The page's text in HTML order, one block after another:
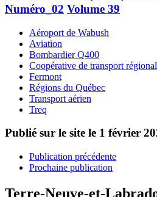
Numéro_02 Volume 39
Aéroport de Wabush
Aviation
Bombardier Q400
Coopérative de transport
Fermont
Régions du Québec
Transport aérien
Treq
Publié sur le site le 1 février
Publication précédente
Prochaine publication
Terre-Neuve-et-